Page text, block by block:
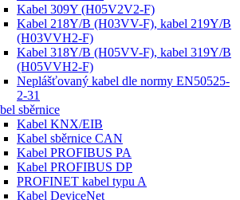
Kabel 309Y (H05V2V2-F)
Kabel 218Y/B (H03VV-F), kabel 219Y/B
(H03VVH2-F)
Kabel 318Y/B (H05VV-F), kabel 319Y/B
(H05VVH2-F)
Neplášťovaný kabel dle normy EN50525-
2-31
sběrnice
Kabel KNX/EIB
Kabel sběrnice CAN
Kabel PROFIBUS PA
Kabel PROFIBUS DP
PROFINET kabel typu A
Kabel DeviceNet